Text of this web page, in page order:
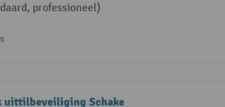
professioneel)
uittilbeveiliging Schake